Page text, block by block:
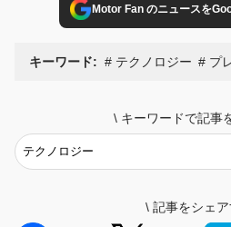
Motor Fan のニュースを
キーワード: テクノロジー プ
\ キーワードで記事
\ 記事をシェア